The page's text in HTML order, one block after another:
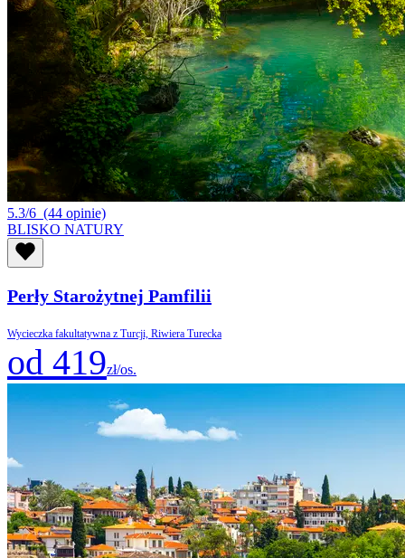
5.3/6 (44 opinie)
BLISKO NATURY
Perły Starożytnej Pamfilii
Wycieczka fakultatywna z Turcji, Riwiera Turecka
od 419zł/os.